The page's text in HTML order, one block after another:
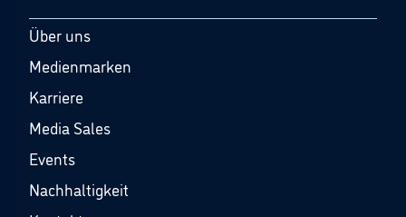
Über uns
Medienmarken
Karriere
Media Sales
Events
Nachhaltigkeit